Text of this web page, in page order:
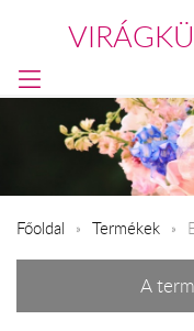
Főoldal Termékek
A